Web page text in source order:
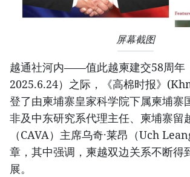
屏幕截图
越通社河内——值此越柬建交58周年
2025.6.24）之际，《高棉时报》
登了由柬埔寨皇家科学院下属柬埔寨
非及中东研究系代理主任、柬埔寨留
（CAVA）主席乌奇·莱昂（Uch
章，其中强调，柬越双边关系不断得
展。